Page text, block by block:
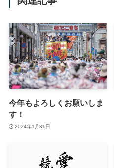
今年もよろしくお願いしま
す！
2024年1月31日